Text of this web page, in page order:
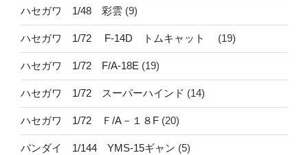
ハセガワ 1/48 彩雲 (9)
ハセガワ 1/72 F-14D トムキャット (19)
ハセガワ 1/72 F/A-18E (19)
ハセガワ 1/72 スーパーハインド (14)
ハセガワ 1/72 Ｆ/A－１８F (20)
バンダイ 1/144 YMS-15ギャン (5)